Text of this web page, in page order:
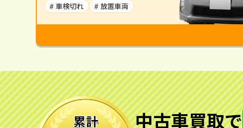
# 車検切れ
# 放置車両
中古車買取で